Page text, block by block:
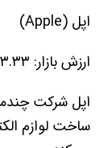
اپل (Apple)
ارزش بازار: ۹۶۳.۳۳ میلیارد دلار
اپل شرکت
ساخت لوازم